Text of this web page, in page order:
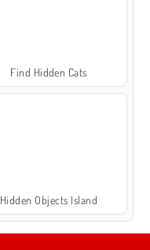
Find Hidden Cats
Hidden Objects Island